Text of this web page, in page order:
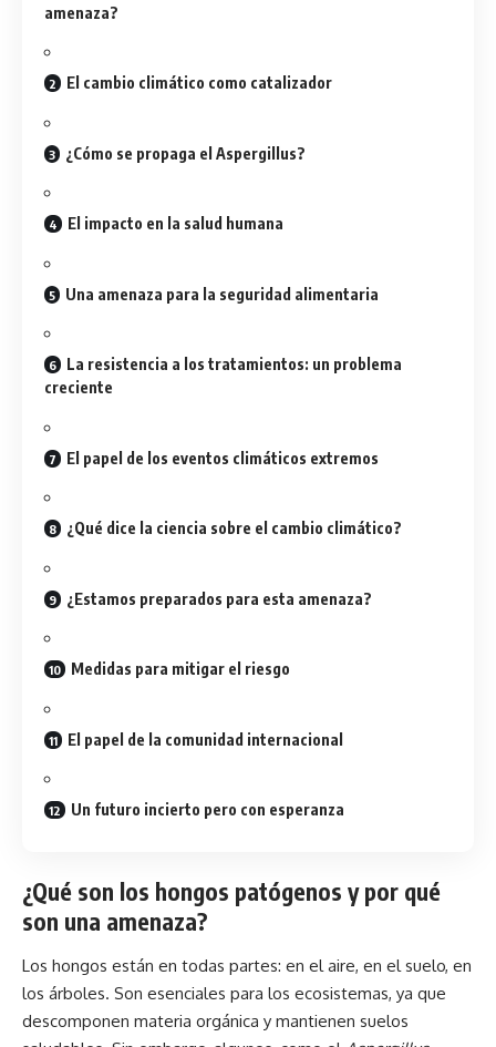
amenaza?
El cambio climático como catalizador
¿Cómo se propaga el Aspergillus?
El impacto en la salud humana
Una amenaza para la seguridad alimentaria
La resistencia a los tratamientos: un problema
creciente
El papel de los eventos climáticos extremos
¿Qué dice la ciencia sobre el cambio climático?
¿Estamos preparados para esta amenaza?
Medidas para mitigar el riesgo
El papel de la comunidad internacional
Un futuro incierto pero con esperanza
¿Qué son los hongos patógenos y por qué
son una amenaza?
Los hongos están en todas partes: en el aire, en el suelo, en
los árboles. Son esenciales para los ecosistemas, ya que
descomponen materia orgánica y mantienen suelos